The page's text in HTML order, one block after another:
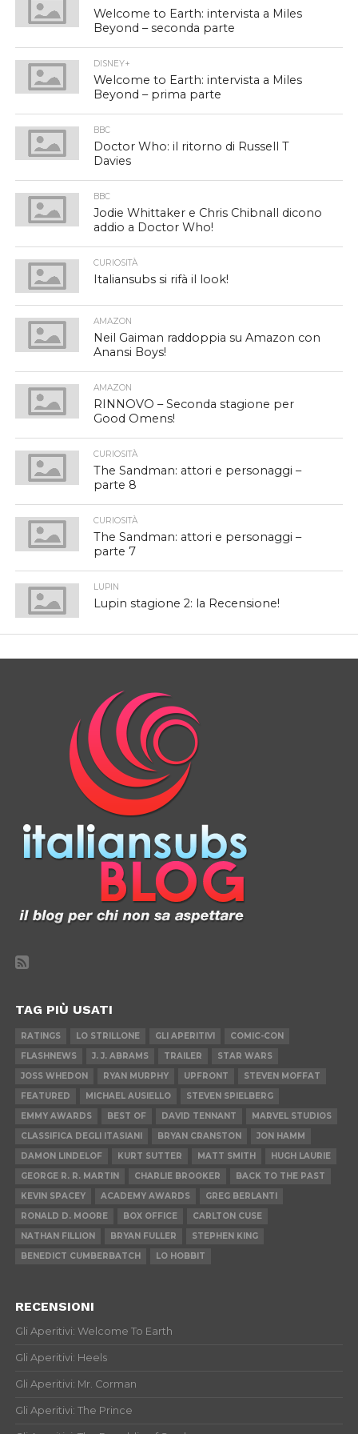
Welcome to Earth: intervista a Miles
Beyond – seconda parte
DISNEY+
Welcome to Earth: intervista a Miles
Beyond – prima parte
BBC
Doctor Who: il ritorno di Russell T
Davies
BBC
Jodie Whittaker e Chris Chibnall dicono
addio a Doctor Who!
CURIOSITÀ
Italiansubs si rifà il look!
AMAZON
Neil Gaiman raddoppia su Amazon con
Anansi Boys!
AMAZON
RINNOVO – Seconda stagione per
Good Omens!
CURIOSITÀ
The Sandman: attori e personaggi –
parte 8
CURIOSITÀ
The Sandman: attori e personaggi –
parte 7
LUPIN
Lupin stagione 2: la Recensione!
TAG PIÙ USATI
RATINGS LO STRILLONE GLI APERITIVI
COMIC-CON
FLASHNEWS
J. J. ABRAMS TRAILER
STAR WARS
JOSS WHEDON
RYAN MURPHY UPFRONT
STEVEN MOFFAT
FEATURED
MICHAEL AUSIELLO
STEVEN SPIELBERG
EMMY AWARDS
BEST OF DAVID TENNANT
MARVEL STUDIOS
CLASSIFICA DEGLI ITASIANI
BRYAN CRANSTON
JON HAMM
DAMON LINDELOF
KURT SUTTER MATT SMITH
HUGH LAURIE
GEORGE R. R. MARTIN
CHARLIE BROOKER
BACK TO THE PAST
KEVIN SPACEY
ACADEMY AWARDS
GREG BERLANTI
RONALD D. MOORE
BOX OFFICE
CARLTON CUSE
NATHAN FILLION
BRYAN FULLER
STEPHEN KING
BENEDICT CUMBERBATCH
LO HOBBIT
RECENSIONI
Gli Aperitivi: Welcome To Earth
Gli Aperitivi: Heels
Gli Aperitivi: Mr. Corman
Gli Aperitivi: The Prince